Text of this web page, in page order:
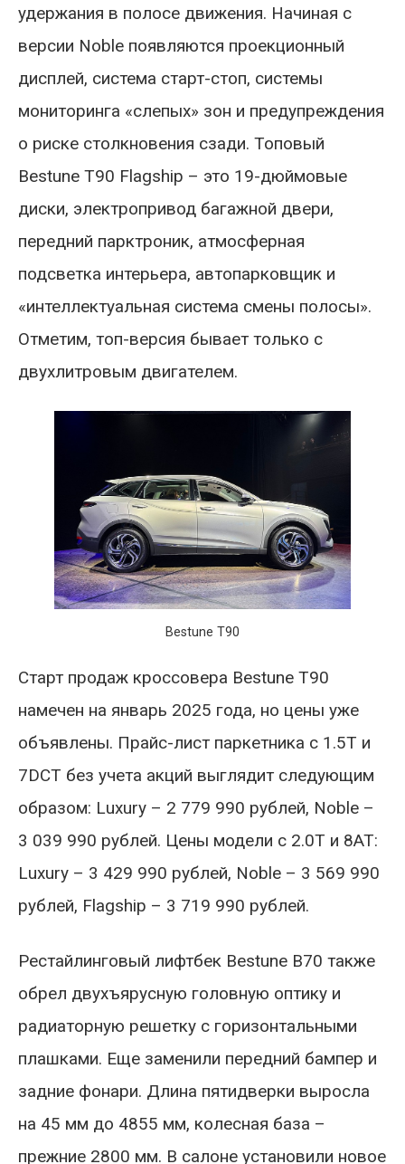
удержания в полосе движения. Начиная с
версии Noble появляются проекционный
дисплей, система старт-стоп, системы
мониторинга «слепых» зон и предупреждения
о риске столкновения сзади. Топовый
Bestune T90 Flagship – это 19-дюймовые
диски, электропривод багажной двери,
передний парктроник, атмосферная
подсветка интерьера, автопарковщик и
«интеллектуальная система смены полосы».
Отметим, топ-версия бывает только с
двухлитровым двигателем.
Bestune T90
Старт продаж кроссовера Bestune T90
намечен на январь 2025 года, но цены уже
объявлены. Прайс-лист паркетника с 1.5T и
7DCT без учета акций выглядит следующим
образом: Luxury – 2 779 990 рублей, Noble –
3 039 990 рублей. Цены модели с 2.0T и 8АТ:
Luxury – 3 429 990 рублей, Noble – 3 569 990
рублей, Flagship – 3 719 990 рублей.
Рестайлинговый лифтбек Bestune B70 также
обрел двухъярусную головную оптику и
радиаторную решетку с горизонтальными
плашками. Еще заменили передний бампер и
задние фонари. Длина пятидверки выросла
на 45 мм до 4855 мм, колесная база –
прежние 2800 мм. В салоне установили новое